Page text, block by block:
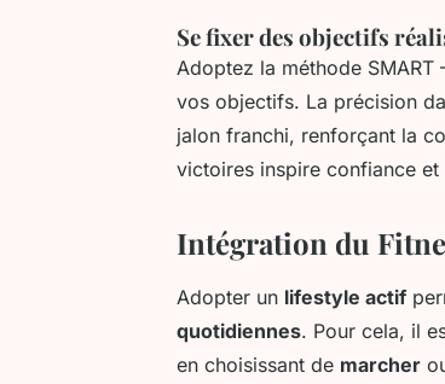
Se fixer des objectifs
Adoptez la méthode
vos objectifs. La précision
jalon franchi, renforçant la
victoires inspire confiance
Intégration du
Adopter un lifestyle actif
quotidiennes. Pour cela, il
en choisissant de marcher